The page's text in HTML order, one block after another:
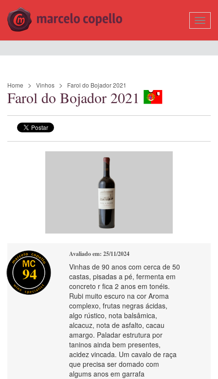
Home Vinhos Farol do Bojador 2021
Farol do Bojador 2021
94
Avaliado em: 25/11/2024
Vinhas de 90 anos com cerca de 50
castas, pisadas a pé, fermenta em
concreto r fica 2 anos em tonéis.
Rubi muito escuro na cor Aroma
complexo, frutas negras ácidas,
algo rústico, nota balsâmica,
alcacuz, nota de asfalto, cacau
amargo. Paladar estrutura por
taninos ainda bem presentes,
acidez vincada. Um cavalo de raça
que precisa ser domado com
algums anos em garrafa